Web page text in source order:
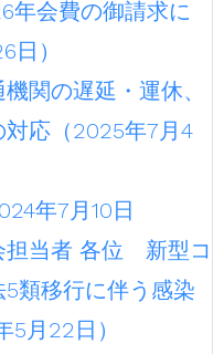
会費の御請求に
日）
関の遅延・運休、
応（2025年7月4
年7月10日
担当者 各位 新型コ
類移行に伴う感染
月22日）